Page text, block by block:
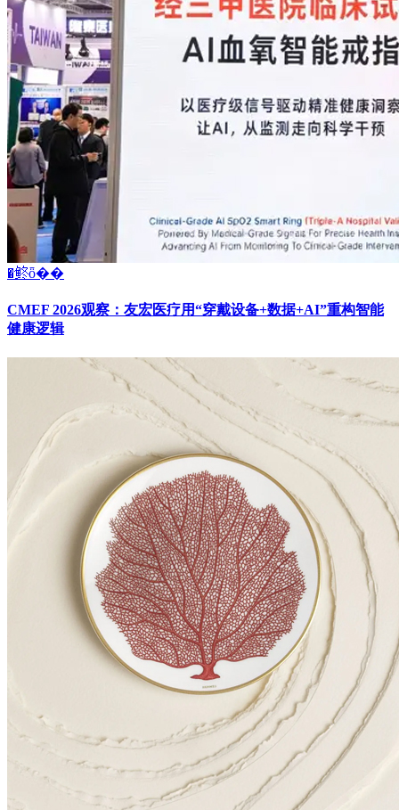
�鿴ȫ��
CMEF 2026观察：友宏医疗用“穿戴设备+数据+AI”重构智能
健康逻辑